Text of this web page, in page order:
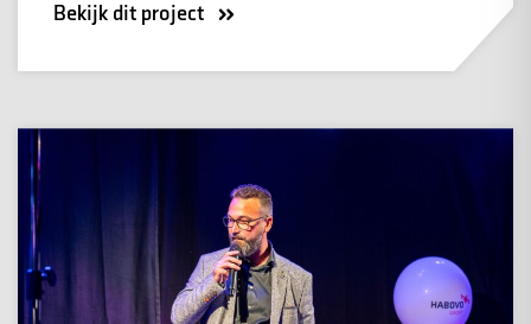
Bekijk dit project